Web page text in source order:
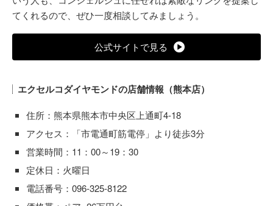
てくれるので、ぜひ一度相談してみましょう。
公式サイトで見る
エクセルコダイヤモンドの店舗情報（熊本店）
住所：熊本県熊本市中央区上通町4-18
アクセス：「市電通町筋電停」より徒歩3分
営業時間：11：00～19：30
定休日：火曜日
電話番号：096-325-8122